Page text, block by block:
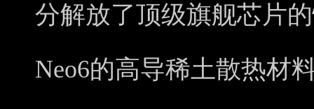
分解放了顶级旗舰芯片
Neo6的高导稀土散热材